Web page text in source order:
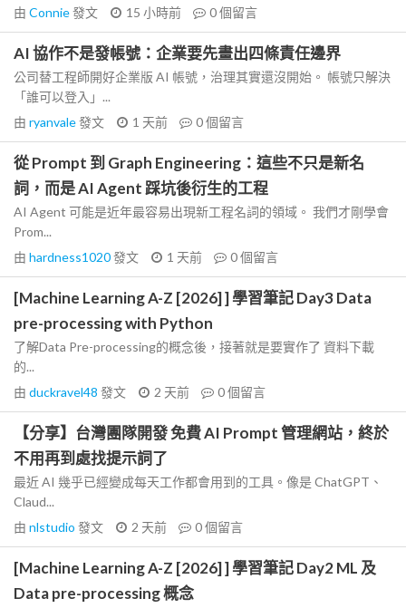
由 Connie發文 15 小時前 0個留言
AI 協作不是發帳號：企業要先畫出四條責任邊界
公司替工程師開好企業版 AI 帳號，治理其實還沒開始。 帳號只解決
「誰可以登入」...
由 ryanvale發文 1 天前 0個留言
從 Prompt 到 Graph Engineering：這些不只是新名
詞，而是 AI Agent 踩坑後衍生的工程
AI Agent 可能是近年最容易出現新工程名詞的領域。 我們才剛學會
Prom...
由 hardness1020發文 1 天前 0個留言
[Machine Learning A-Z [2026] ] 學習筆記 Day3 Data
pre-processing with Python
了解Data Pre-processing的概念後，接著就是要實作了 資料下載
的...
由 duckravel48 發文 2 天前 0個留言
【分享】台灣團隊開發 免費 AI Prompt 管理網站，終於
不用再到處找提示詞了
最近 AI 幾乎已經變成每天工作都會用到的工具。像是 ChatGPT、
Claud...
由 nlstudio 發文 2 天前 0個留言
[Machine Learning A-Z [2026] ] 學習筆記 Day2 ML 及
Data pre-processing 概念